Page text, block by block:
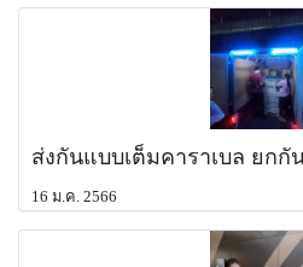
ส่งกันแบบเต็มคาราเบล ยกกั
16 ม.ค. 2566